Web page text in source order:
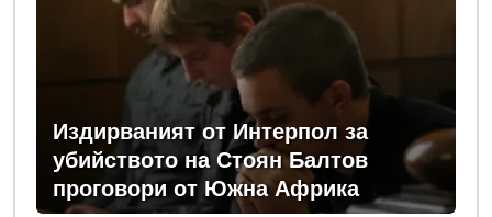
Издирваният от Интерпол за
убийството на Стоян Балтов
проговори от Южна Африка